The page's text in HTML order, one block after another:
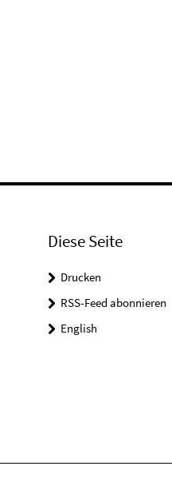
Diese Seite
Drucken
RSS-Feed abonnieren
English